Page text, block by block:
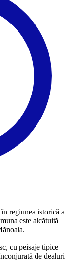
regiunea istorică a
este alcătuită
cu peisaje tipice
de dealuri